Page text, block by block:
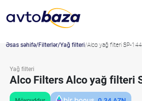
Əsas səhifə Filterlər Yağ filteri Alco yağ filteri SP-
Yağ filteri
Alco Filters Alco yağ filteri